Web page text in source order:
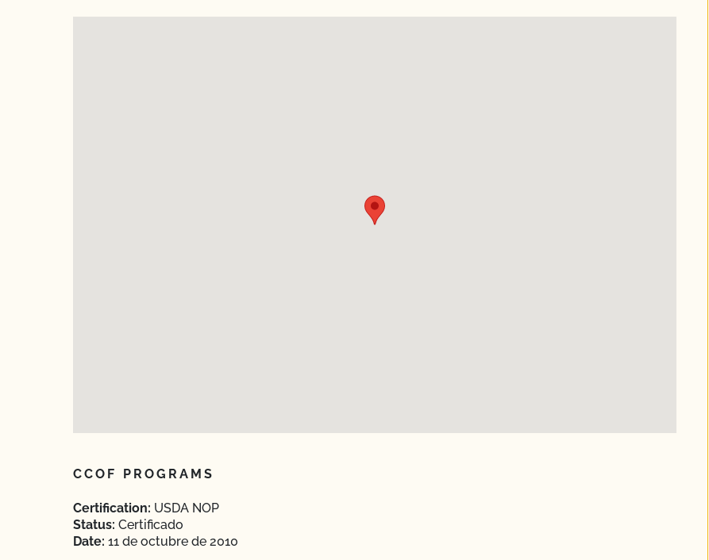
CCOF PROGRAMS
Certification: USDA NOP
Status: Certificado
Date: 11 de octubre de 2010